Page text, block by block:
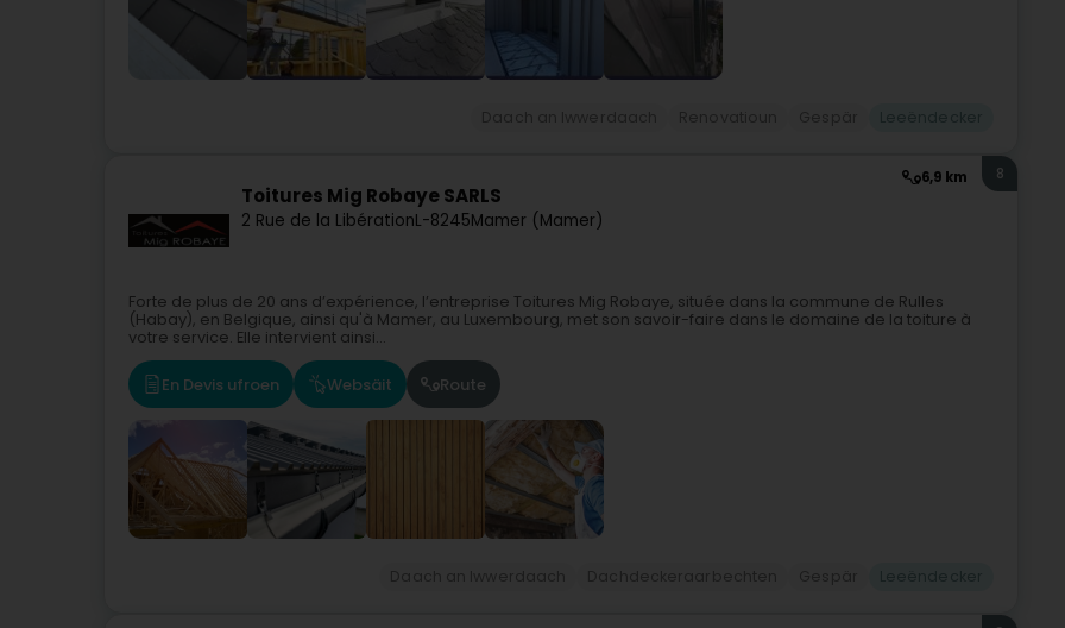
6,9 km
Toitures Mig Robaye SARLS
2 Rue de la LibérationL-8245Mamer (Mamer)
8
Forte de plus de 20 ans d’expérience, l’entreprise Toitures Mig Robaye, située dans la commune de Rulles
(Habay), en Belgique, ainsi qu'à Mamer, au Luxembourg, met son savoir-faire dans le domaine de la toiture à
votre service. Elle intervient ainsi...
En Devis ufroen Websäit Route